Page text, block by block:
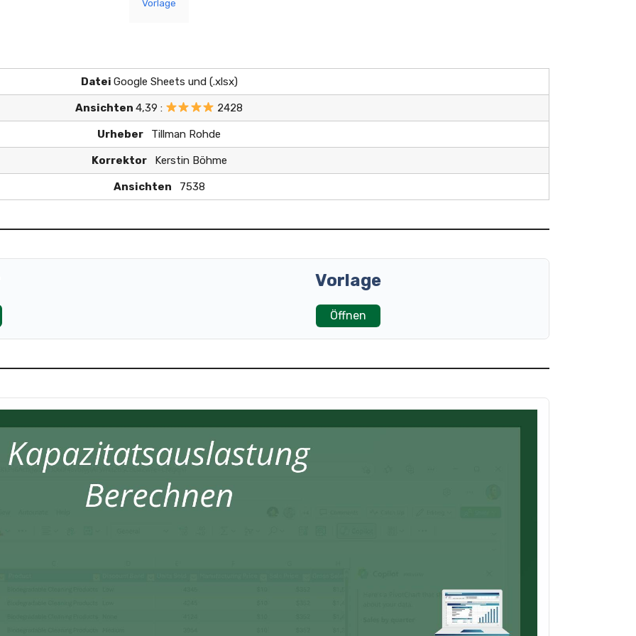
Vorlage
Datei Google Sheets und (.xlsx)
Ansichten4,39 : 2428
Urheber Tillman Rohde
Korrektor Kerstin Böhme
Ansichten 7538
Vorlage
Öffnen